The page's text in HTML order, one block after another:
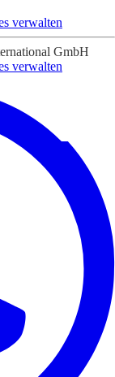
verwalten
GmbH
verwalten